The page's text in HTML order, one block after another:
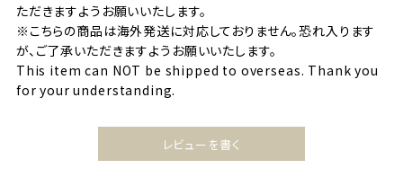
ただきますようお願いいたします。
※こちらの商品は海外発送に対応しておりません。恐れ入ります
が、ご了承いただきますようお願いいたします。
This item can NOT be shipped to overseas. Thank you
for your understanding.
レビューを書く